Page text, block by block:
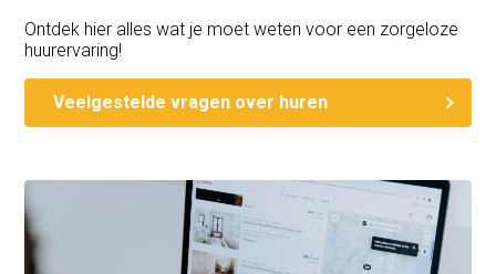
Ontdek hier alles wat je moet weten voor een zorgeloze
huurervaring!
Veelgestelde vragen over huren